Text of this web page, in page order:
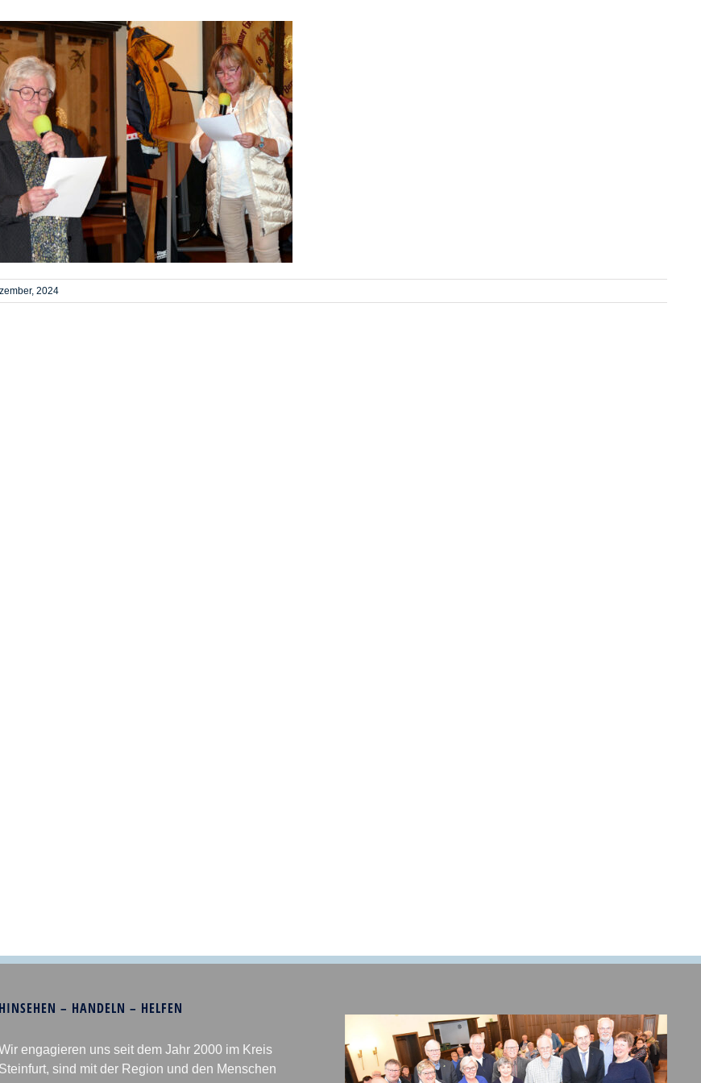
2024
HINSEHEN – HANDELN – HELFEN
engagieren uns seit dem Jahr 2000 im Kreis
Steinfurt, sind mit der Region und den Menschen